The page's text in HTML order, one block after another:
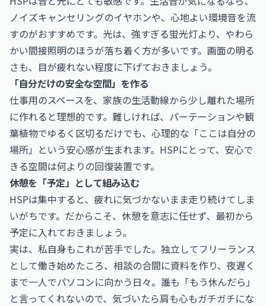
ノイズキャンセリングのイヤホンや、心地よい環境音を流
すのがおすすめです。光は、強すぎる蛍光灯より、やわら
かい間接照明のほうが落ち着く方が多いです。画面の明る
さも、目が疲れない程度に下げておきましょう。
「自分だけの安全な空間」を作る
仕事用のスペースを、家族の生活動線から少し離れた場所
に作れると理想的です。難しければ、パーテーションや観
葉植物でゆるく区切るだけでも、心理的な「ここは自分の
場所」という安心感が生まれます。HSPにとって、安心で
きる空間は何よりの回復装置です。
休憩を「予定」として組み込む
HSPは集中すると、疲れに気づかないまま走り続けてしま
いがちです。だからこそ、休憩を意志に任せず、最初から
予定に入れておきましょう。
実は、私自身もこれが苦手でした。独立してフリーランス
として働き始めたころ、相談の合間に資料を作り、夜遅く
まで一人でパソコンに向かう日々。誰も「もう休んだら」
と言ってくれないので、気づいたら肩も心もガチガチにな